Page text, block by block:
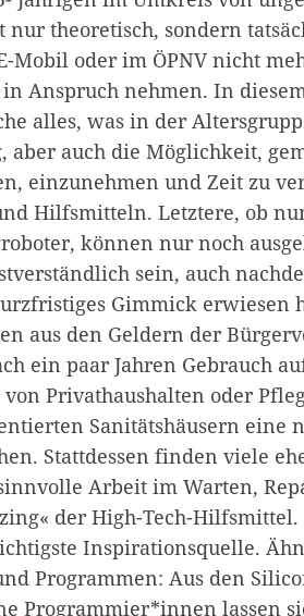
theoretisch, sondern
oder im ÖPNV nicht
Anspruch nehmen. In
alles, was in der
aber auch die Möglichkeit,
einzunehmen und Zeit zu
Hilfsmitteln. Letztere, ob
können nur noch
sein, auch
Gimmick erwiesen
aus den Geldern der
ein paar Jahren Gebrauch
Privathaushalten oder
Sanitätshäusern eine
Stattdessen finden viele
Arbeit im Warten,
der High-Tech-Hilfsmittel.
Inspirationsquelle.
Programmen: Aus den
Programmier*innen lassen